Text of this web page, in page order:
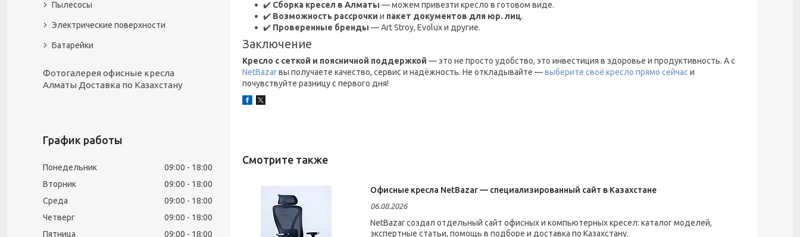
✔️ Сборка кресел в Алматы — можем привезти кресло в готовом виде.
✔️ Возможность рассрочки и пакет документов для юр. лиц.
✔️ Проверенные бренды — Art Stroy, Evolux и другие.
Заключение
Кресло с сеткой и поясничной поддержкой — это не просто удобство, это инвестиция в здоровье и продуктивность. А с
NetBazarвы получаете качество, сервис и надёжность. Не откладывайте —выберите своё кресло прямо сейчас и
почувствуйте разницу с первого дня!
Офисные кресла NetBazar — специализированный сайт в Казахстане
06.08.2026
NetBazar создал отдельный сайт офисных и компьютерных кресел: каталог моделей,
экспертные статьи, помощь в подборе и доставка по Казахстану.
Пылесосы
Электрические поверхности
Батарейки
Фотогалерея офисные кресла
Алматы Доставка по Казахстану
График работы
Понедельник 09:00
18:00
Вторник
09:00
18:00
Среда
09:00
18:00
Четверг
09:00
18:00
Пятница
09:00
18:00